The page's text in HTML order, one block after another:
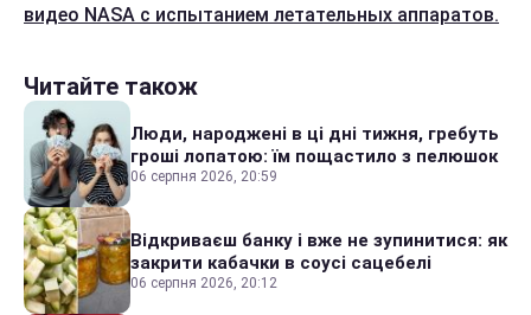
видео NASA с испытанием летательных аппаратов.
Читайте також
Люди, народжені в ці дні тижня, гребуть
гроші лопатою: їм пощастило з пелюшок
06 серпня 2026, 20:59
Відкриваєш банку і вже не зупинитися: як
закрити кабачки в соусі сацебелі
06 серпня 2026, 20:12